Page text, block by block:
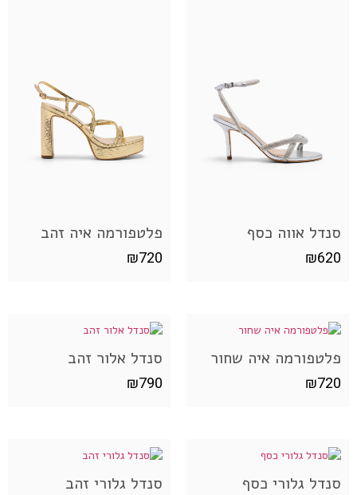
סנדל אווה כסף
₪620
פלטפורמה איה זהב
₪720
פלטפורמה איה שחור
₪720
סנדל אלור זהב
₪790
סנדל גלורי כסף
סנדל גלורי זהב